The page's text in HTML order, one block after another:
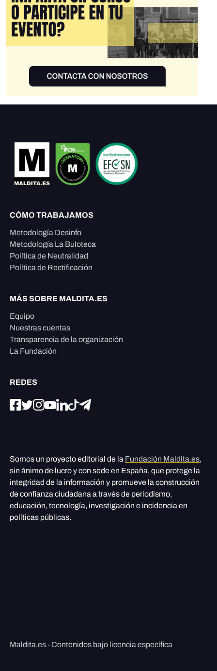
CÓMO TRABAJAMOS
Metodología Desinfo
Metodología La Buloteca
Política de Neutralidad
Política de Rectificación
MÁS SOBRE MALDITA.ES
Equipo
Nuestras cuentas
Transparencia de la organización
La Fundación
REDES
Somos un proyecto editorial de la Fundación Maldita.es,
sin ánimo de lucro y con sede en España, que protege la
integridad de la información y promueve la construcción
de confianza ciudadana a través de periodismo,
educación, tecnología, investigación e incidencia en
políticas públicas.
Maldita.es - Contenidos bajo licencia específica